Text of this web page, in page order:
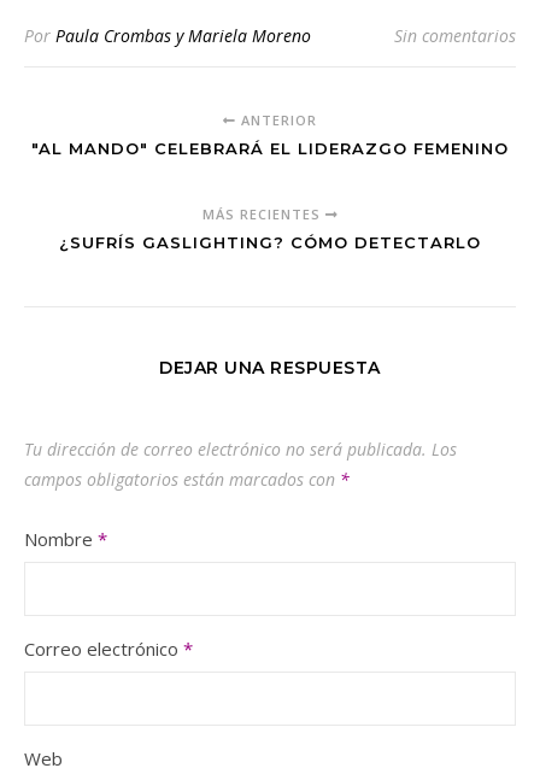
Por Paula Crombas y Mariela Moreno Sin comentarios
ANTERIOR
"AL MANDO" CELEBRARÁ EL LIDERAZGO FEMENINO
MÁS RECIENTES
¿SUFRÍS GASLIGHTING? CÓMO DETECTARLO
DEJAR UNA RESPUESTA
Tu dirección de correo electrónico no será publicada. Los
campos obligatorios están marcados con *
Nombre *
Correo electrónico *
Web